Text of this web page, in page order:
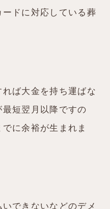
ドに対応している葬
ば大金を持ち運ばな
短翌月以降ですの
に余裕が生まれま
できないなどのデメ